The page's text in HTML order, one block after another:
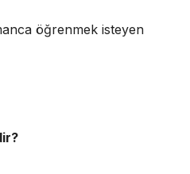
öğrenmek isteyen